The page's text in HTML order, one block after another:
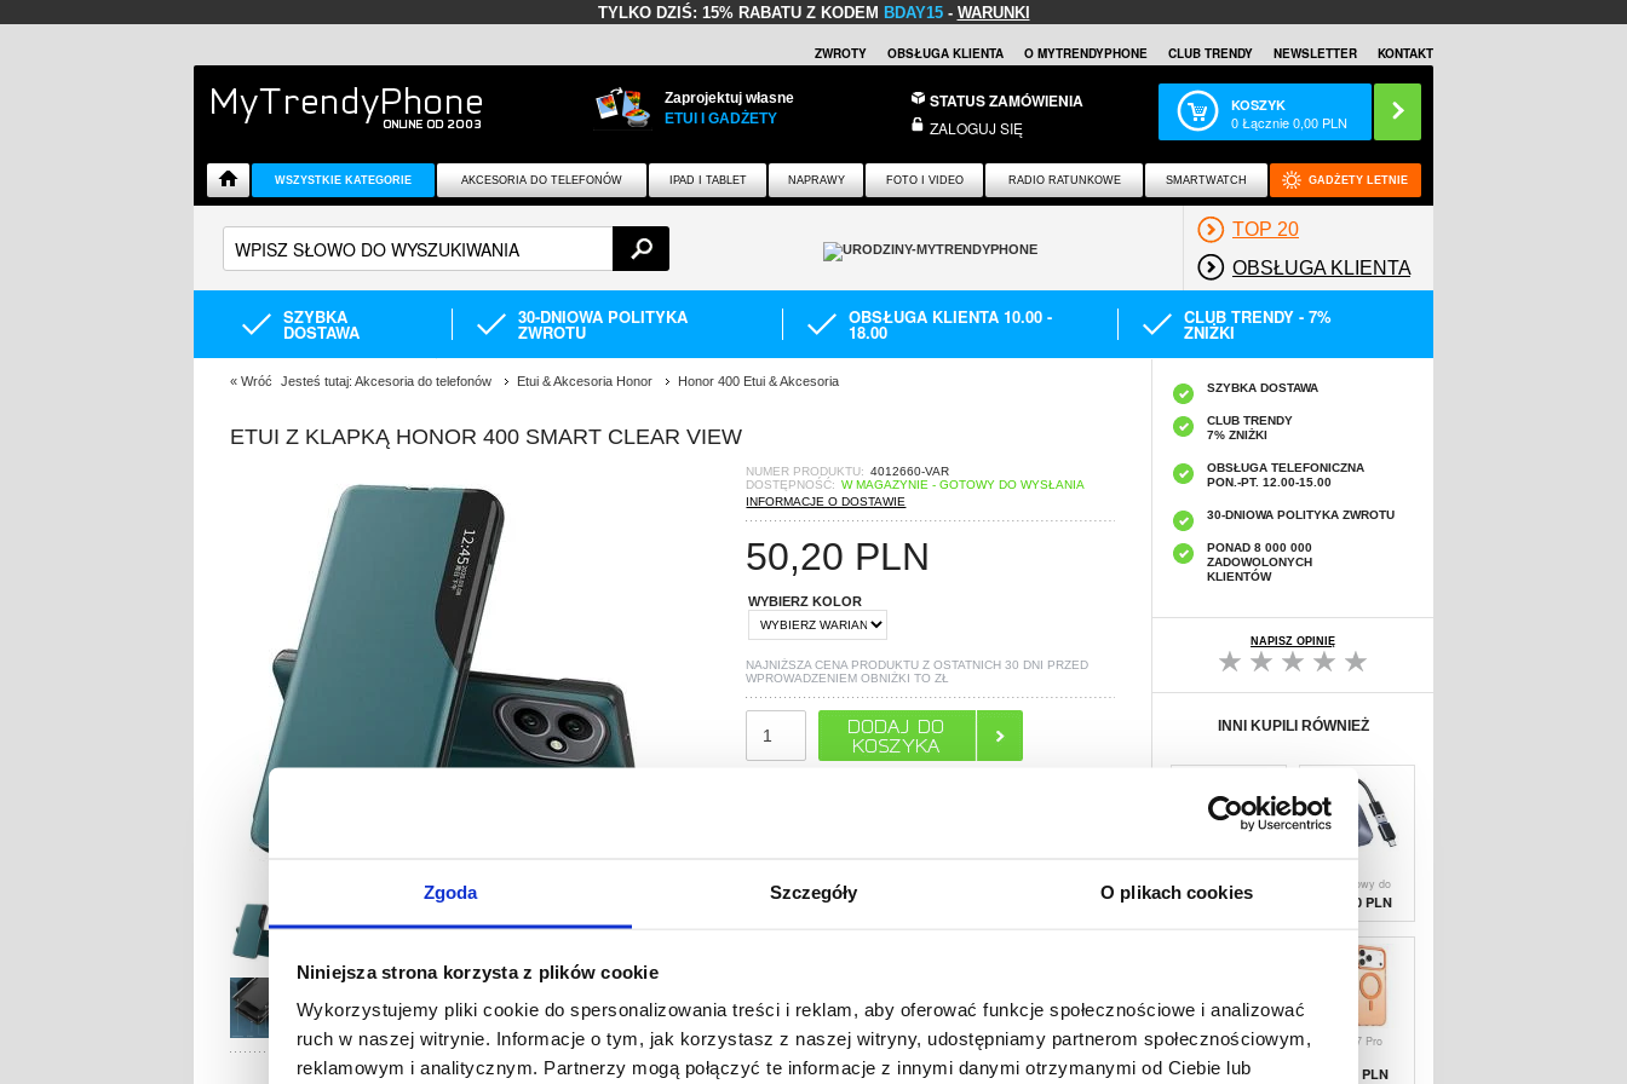
Zgoda Szczegóły O plikach cookies
Niniejsza strona korzysta z plików cookie
Wykorzystujemy pliki cookie do spersonalizowania treści i reklam, aby oferować funkcje społecznościowe i analizować
ruch w naszej witrynie. Informacje o tym, jak korzystasz z naszej witryny, udostępniamy partnerom społecznościowym,
reklamowym i analitycznym. Partnerzy mogą połączyć te informacje z innymi danymi otrzymanymi od Ciebie lub
TYLKO DZIŚ: 15% RABATU Z KODEM BDAY15- WARUNKI
ZWROTY OBSŁUGA KLIENTA O MYTRENDYPHONE CLUB TRENDY NEWSLETTER KONTAKT
Zaprojektuj własne
ETUI I GADŻETY
STATUS ZAMÓWIENIA
ZALOGUJ SIĘ
KOSZYK
0Łącznie0,00 PLN
WSZYSTKIE KATEGORIE AKCESORIA DO TELEFONÓW IPAD I TABLET NAPRAWY FOTO I VIDEO RADIO RATUNKOWE SMARTWATCH GADŻETY LETNIE
TOP 20
OBSŁUGA KLIENTA
SZYBKA
DOSTAWA
30-DNIOWA POLITYKA
ZWROTU
OBSŁUGA KLIENTA 10.00 -
18.00
CLUB TRENDY - 7%
ZNIŻKI
« Wróć Jesteś tutaj: Akcesoria do telefonów Etui & Akcesoria Honor Honor 400 Etui & Akcesoria
ETUI Z KLAPKĄ HONOR 400 SMART CLEAR VIEW
NUMER PRODUKTU: 4012660-VAR
DOSTĘPNOŚĆ: W MAGAZYNIE - GOTOWY DO WYSŁANIA
INFORMACJE O DOSTAWIE
50,20 PLN
WYBIERZ KOLOR
NAJNIŻSZA CENA PRODUKTU Z OSTATNICH 30 DNI PRZED
WPROWADZENIEM OBNIŻKI TOZŁ
PYTANIA? LIVE CHAT
SZYBKA DOSTAWA
CLUB TRENDY
7% ZNIŻKI
OBSŁUGA TELEFONICZNA
PON.-PT. 12.00-15.00
30-DNIOWA POLITYKA ZWROTU
PONAD 8 000 000
ZADOWOLONYCH
KLIENTÓW
NAPISZ OPINIĘ
INNI KUPILI RÓWNIEŻ
zgniatacz do
puszek i
168,69 PLN
przewodowy do
bezprzewodowego
CarPlay Yesido
191,30 PLN
Ładowarka
Momax 60W ze
129,20 PLN
iPhone 17 Pro
PLN